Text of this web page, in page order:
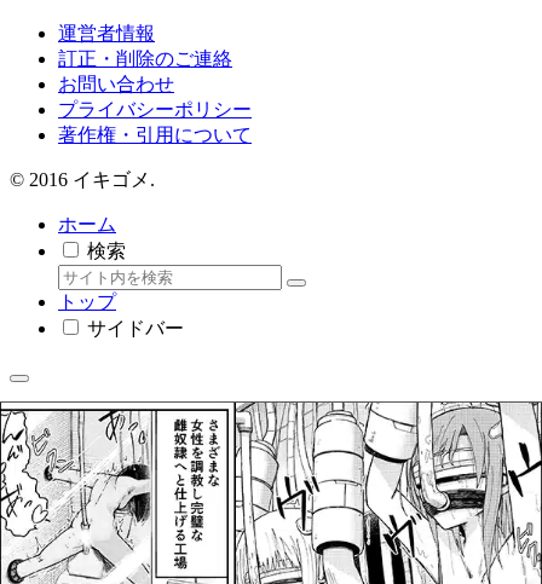
運営者情報
訂正・削除のご連絡
お問い合わせ
プライバシーポリシー
著作権・引用について
© 2016 イキゴメ.
ホーム
検索
トップ
サイドバー